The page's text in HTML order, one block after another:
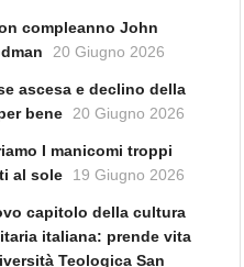
compleanno John
20 Giugno 2026
ascesa e declino della
bene
20 Giugno 2026
I manicomi troppi
al sole
19 Giugno 2026
capitolo della cultura
italiana: prende vita
Teologica San